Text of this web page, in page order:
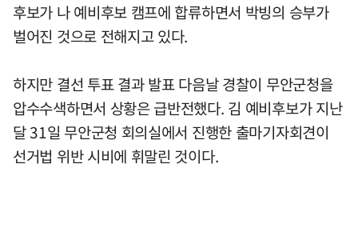
후보가 나 예비후보 캠프에 합류하면서 박빙의 승부가
벌어진 것으로 전해지고 있다.
하지만 결선 투표 결과 발표 다음날 경찰이 무안군청을
압수수색하면서 상황은 급반전했다. 김 예비후보가 지난
달 31일 무안군청 회의실에서 진행한 출마기자회견이
선거법 위반 시비에 휘말린 것이다.